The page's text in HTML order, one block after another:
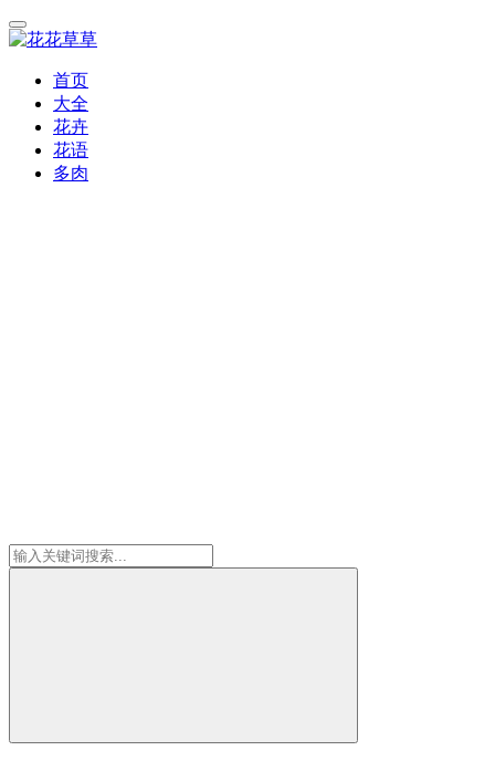
首页
大全
花卉
花语
多肉